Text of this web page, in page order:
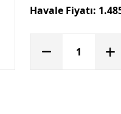
Havale Fiyatı: